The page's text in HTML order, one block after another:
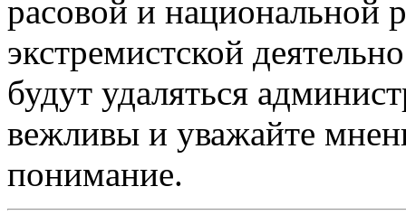
расовой и национальной
экстремистской
будут удаляться
вежливы и уважайте
понимание.